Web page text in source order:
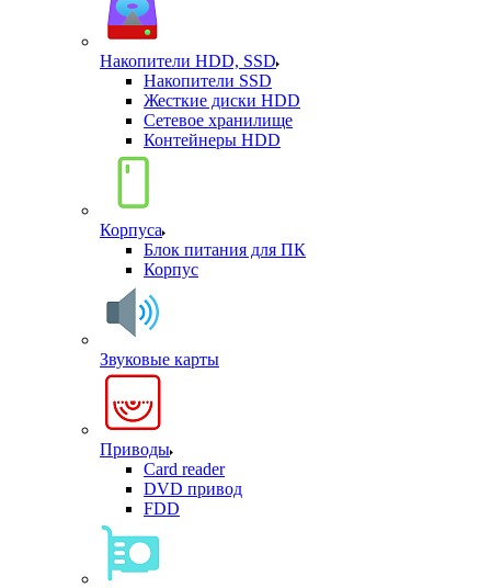
Накопители HDD, SSD
Накопители SSD
Жесткие диски HDD
Сетевое хранилище
Контейнеры HDD
Корпуса
Блок питания для ПК
Корпус
Звуковые карты
Приводы
Card reader
DVD привод
FDD